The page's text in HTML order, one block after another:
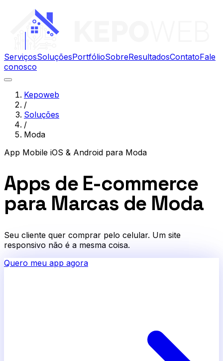
ServiçosSoluçõesPortfólioSobreResultadosContatoFale
conosco
Kepoweb
/
Soluções
/
Moda
App Mobile iOS & Android para Moda
Apps de E-commerce
para Marcas de Moda
Seu cliente quer comprar pelo celular. Um site
responsivo não é a mesma coisa.
Quero meu app agora